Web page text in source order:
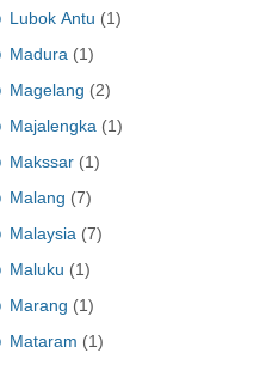
Lubok Antu (1)
Madura (1)
Magelang (2)
Majalengka (1)
Makssar (1)
Malang (7)
Malaysia (7)
Maluku (1)
Marang (1)
Mataram (1)